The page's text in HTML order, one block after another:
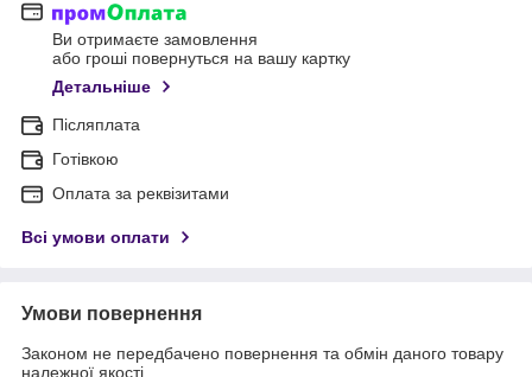
Ви отримаєте замовлення
або гроші повернуться на вашу картку
Детальніше
Післяплата
Готівкою
Оплата за реквізитами
Всі умови оплати
Умови повернення
Законом не передбачено повернення та обмін даного товару
належної якості